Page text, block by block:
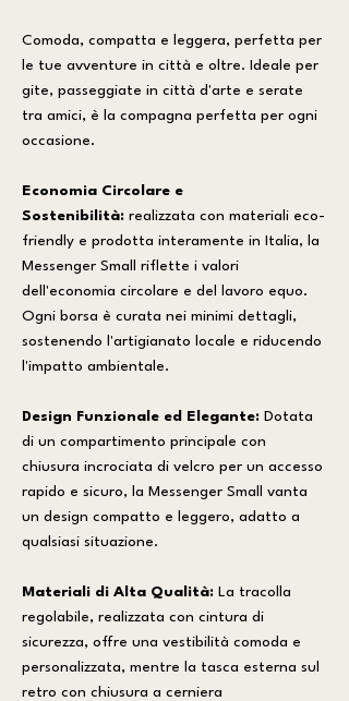
Comoda, compatta e leggera, perfetta per
le tue avventure in città e oltre. Ideale per
gite, passeggiate in città d'arte e serate
tra amici, è la compagna perfetta per ogni
occasione.
Economia Circolare e
Sostenibilità: realizzata con materiali eco-
friendly e prodotta interamente in Italia, la
Messenger Small riflette i valori
dell'economia circolare e del lavoro equo.
Ogni borsa è curata nei minimi dettagli,
sostenendo l'artigianato locale e riducendo
l'impatto ambientale.
Design Funzionale ed Elegante: Dotata
di un compartimento principale con
chiusura incrociata di velcro per un accesso
rapido e sicuro, la Messenger Small vanta
un design compatto e leggero, adatto a
qualsiasi situazione.
Materiali di Alta Qualità: La tracolla
regolabile, realizzata con cintura di
sicurezza, offre una vestibilità comoda e
personalizzata, mentre la tasca esterna sul
retro con chiusura a cerniera